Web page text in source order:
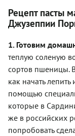
Рецепт пасты
Джузеппии
1. Готовим
теплую соленую
сортов пшеницы.
как начать
помощью
которые в
же в российских
попробовать